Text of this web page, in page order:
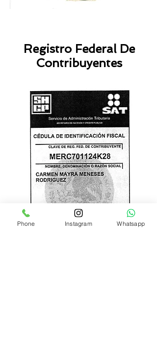
Registro Federal De
Contribuyentes
Phone Instagram Whatsapp